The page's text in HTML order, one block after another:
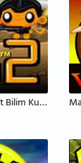
Maymunu Mutlu Et Bilim Kurgu 2